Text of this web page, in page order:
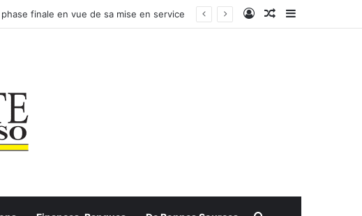
à consolider ConnexionArticle Aléatoire